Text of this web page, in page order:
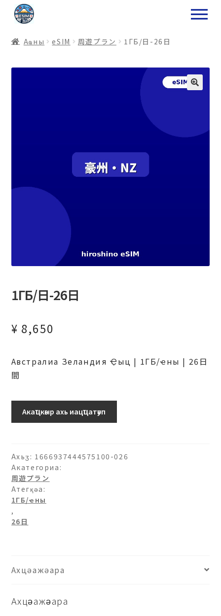
ナ
ビ
ー
ョ
コ
ン
ン
ス
Аҩны еSIM 周遊プラン 1ГБ/日-26日
1ГБ/日-26日
¥ 8,650
Австралиа Зеландия Ҿыц | 1ГБ/ҽны | 26日
間
日-26
Акаҵкәыр ахь иацҵатәуп
Ахьӡ: 1666937444575100-026
Акатегориа:
周遊プラン
Атегқәа:
1ГБ/ҽны
,
26日
Ахцәажәара
Ахцәажәара